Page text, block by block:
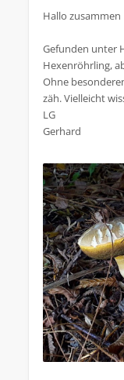
Hallo zusammen
Gefunden unter
Hexenröhrling,
Ohne
zäh. Vielleicht
LG
Gerhard